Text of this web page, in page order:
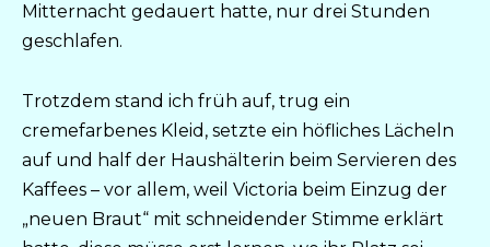
Mitternacht gedauert hatte, nur drei Stunden
geschlafen.
Trotzdem stand ich früh auf, trug ein
cremefarbenes Kleid, setzte ein höfliches Lächeln
auf und half der Haushälterin beim Servieren des
Kaffees – vor allem, weil Victoria beim Einzug der
„neuen Braut“ mit schneidender Stimme erklärt